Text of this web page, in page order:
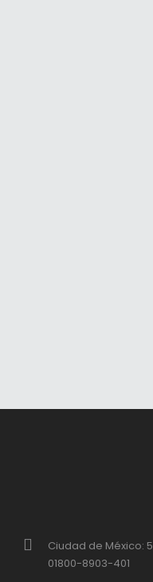
Ciudad de México:
01800-8903-401